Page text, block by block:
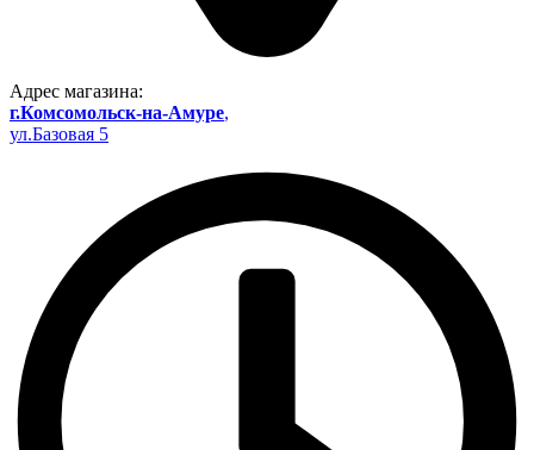
Адрес магазина:
г.Комсомольск-на-Амуре,
ул.Базовая 5